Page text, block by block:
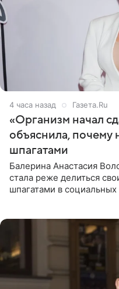
4 часа назад Газета.Ru
«Организм начал
объяснила, почему
шпагатами
Балерина Анастасия
стала реже делиться
шпагатами в социальных